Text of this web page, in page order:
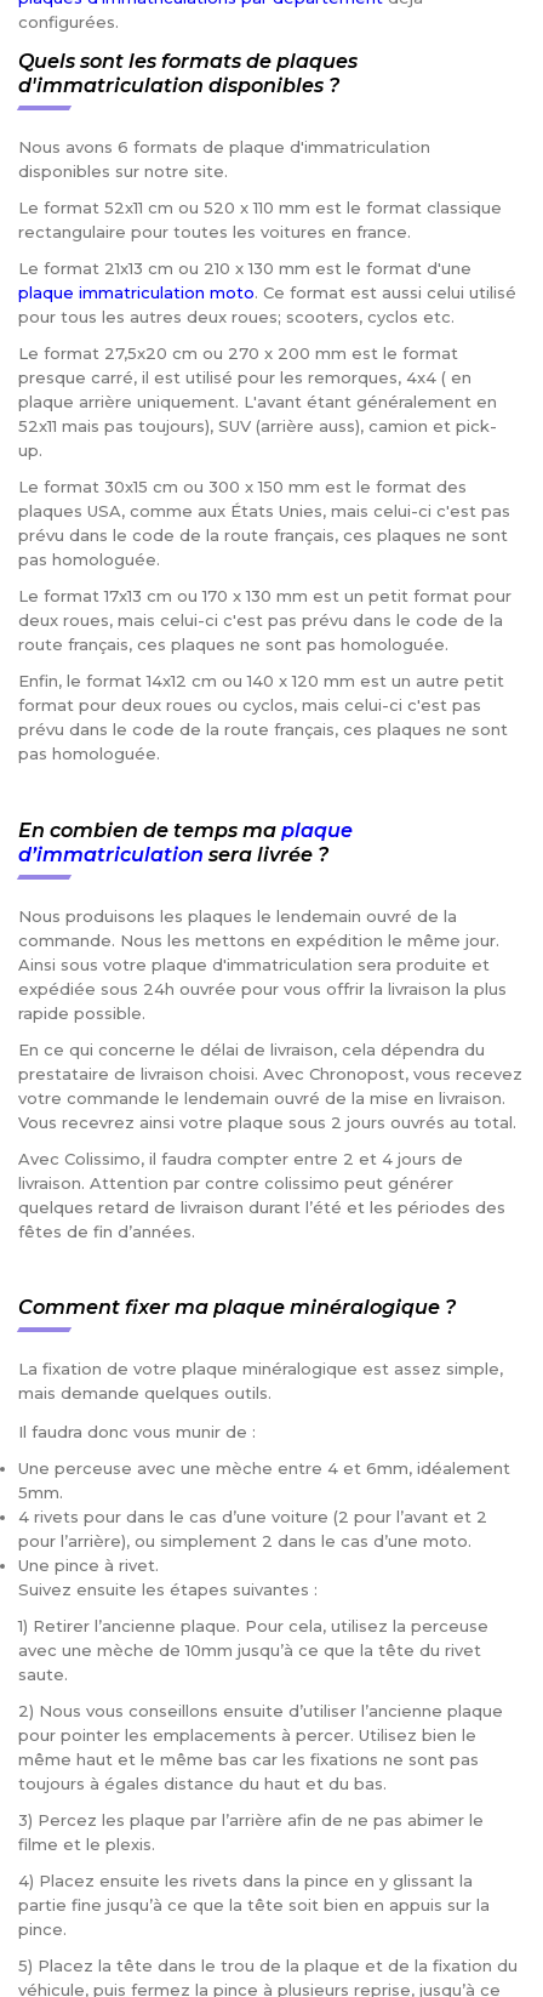
configurées.
Quels sont les formats de plaques
d'immatriculation disponibles ?
Nous avons 6 formats de plaque d'immatriculation
disponibles sur notre site.
Le format 52x11 cm ou 520 x 110 mm est le format classique
rectangulaire pour toutes les voitures en france.
Le format 21x13 cm ou 210 x 130 mm est le format d'une
plaque immatriculation moto. Ce format est aussi celui utilisé
pour tous les autres deux roues; scooters, cyclos etc.
Le format 27,5x20 cm ou 270 x 200 mm est le format
presque carré, il est utilisé pour les remorques, 4x4 ( en
plaque arrière uniquement. L'avant étant généralement en
52x11 mais pas toujours), SUV (arrière auss), camion et pick-
up.
Le format 30x15 cm ou 300 x 150 mm est le format des
plaques USA, comme aux États Unies, mais celui-ci c'est pas
prévu dans le code de la route français, ces plaques ne sont
pas homologuée.
Le format 17x13 cm ou 170 x 130 mm est un petit format pour
deux roues, mais celui-ci c'est pas prévu dans le code de la
route français, ces plaques ne sont pas homologuée.
Enfin, le format 14x12 cm ou 140 x 120 mm est un autre petit
format pour deux roues ou cyclos, mais celui-ci c'est pas
prévu dans le code de la route français, ces plaques ne sont
pas homologuée.
En combien de temps ma plaque
d’immatriculation sera livrée ?
Nous produisons les plaques le lendemain ouvré de la
commande. Nous les mettons en expédition le même jour.
Ainsi sous votre plaque d'immatriculation sera produite et
expédiée sous 24h ouvrée pour vous offrir la livraison la plus
rapide possible.
En ce qui concerne le délai de livraison, cela dépendra du
prestataire de livraison choisi. Avec Chronopost, vous recevez
votre commande le lendemain ouvré de la mise en livraison.
Vous recevrez ainsi votre plaque sous 2 jours ouvrés au total.
Avec Colissimo, il faudra compter entre 2 et 4 jours de
livraison. Attention par contre colissimo peut générer
quelques retard de livraison durant l’été et les périodes des
fêtes de fin d’années.
Comment fixer ma plaque minéralogique ?
La fixation de votre plaque minéralogique est assez simple,
mais demande quelques outils.
Il faudra donc vous munir de :
Une perceuse avec une mèche entre 4 et 6mm, idéalement
5mm.
4 rivets pour dans le cas d’une voiture (2 pour l’avant et 2
pour l’arrière), ou simplement 2 dans le cas d’une moto.
Une pince à rivet.
Suivez ensuite les étapes suivantes :
1) Retirer l’ancienne plaque. Pour cela, utilisez la perceuse
avec une mèche de 10mm jusqu’à ce que la tête du rivet
saute.
2) Nous vous conseillons ensuite d’utiliser l’ancienne plaque
pour pointer les emplacements à percer. Utilisez bien le
même haut et le même bas car les fixations ne sont pas
toujours à égales distance du haut et du bas.
3) Percez les plaque par l’arrière afin de ne pas abimer le
filme et le plexis.
4) Placez ensuite les rivets dans la pince en y glissant la
partie fine jusqu’à ce que la tête soit bien en appuis sur la
pince.
5) Placez la tête dans le trou de la plaque et de la fixation du
véhicule, puis fermez la pince à plusieurs reprise, jusqu’à ce